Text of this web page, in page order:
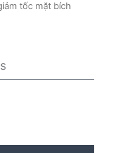
tốc mặt bích